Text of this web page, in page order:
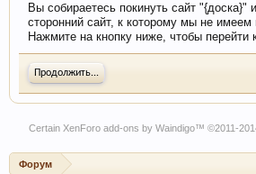
Вы собираетесь покинуть сайт "{доска}"
сторонний сайт, к которому мы не имеем
Нажмите на кнопку ниже, чтобы перейти
Продолжить...
Certain XenForo add-ons by Waindigo™ ©2011-
Форум